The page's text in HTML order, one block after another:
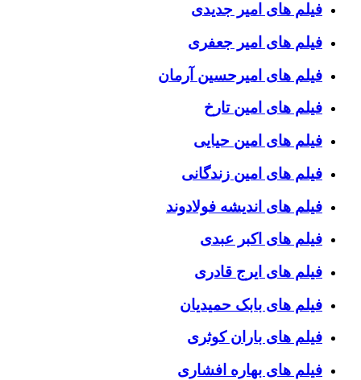
فیلم های امیر جدیدی
فیلم های امیر جعفری
فیلم های امیرحسین آرمان
فیلم های امین تارخ
فیلم های امین حیایی
فیلم های امین زندگانی
فیلم های اندیشه فولادوند
فیلم های اکبر عبدی
فیلم های ایرج قادری
فیلم های بابک حمیدیان
فیلم های باران کوثری
فیلم های بهاره افشاری